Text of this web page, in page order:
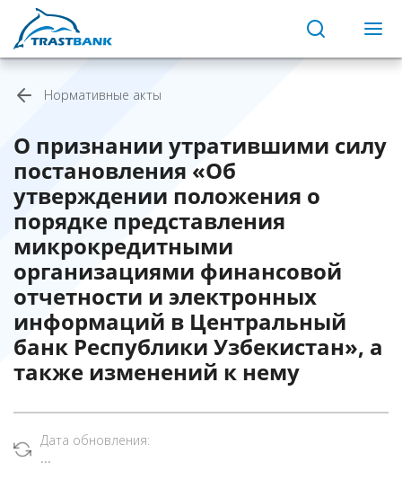
Нормативные акты
О признании утратившими силу
постановления «Об
утверждении положения о
порядке представления
микрокредитными
организациями финансовой
отчетности и электронных
информаций в Центральный
банк Республики Узбекистан», а
также изменений к нему
Дата обновления:
...